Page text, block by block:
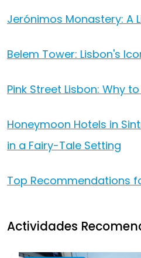
Jerónimos Monastery: A
Belem Tower: Lisbon's
Pink Street Lisbon: Why
Honeymoon Hotels in
in a Fairy-Tale Setting
Top Recommendations
Actividades